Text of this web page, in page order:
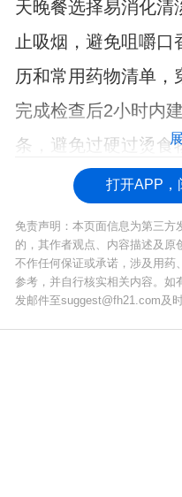
天晚餐选择易消化清
止吸烟，避免咀嚼
历和常用药物清单，
完成检查后2小时内
条，避免过硬过烫食
续腹痛或
呕血等异常
打开APP，
免责声明：本页面信息为第三方
的，其作者观点、内容描述及原
不作任何保证或承诺，涉及用药
参考，并自行核实相关内容。如
发邮件至suggest@fh21.com及